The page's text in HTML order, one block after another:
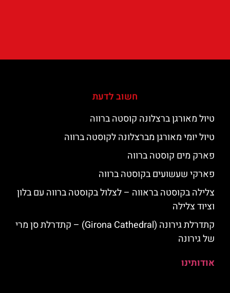
חשוב לדעת
טיול מאורגן ברצלונה קוסטה ברווה
טיול יומי מאורגן מברצלונה לקוסטה ברווה
פארק מים קוסטה ברווה
פארקי שעשועים בקוסטה ברווה
צלילה בקוסטה בראווה – לצלול בקוסטה ברווה עם בלון
וציוד צלילה
קתדרלת גירונה (Girona Cathedral) – קתדרלת סן מרי
של גירונה
אודותינו